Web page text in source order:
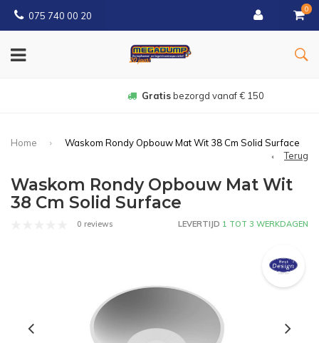
075 740 00 20
0
Gratisbezorgd vanaf € 150
Home
Waskom Rondy Opbouw Mat Wit 38 Cm Solid Surface
Terug
Waskom Rondy Opbouw Mat Wit
38 Cm Solid Surface
0 reviews LEVERTIJD 1 TOT 3 WERKDAGEN